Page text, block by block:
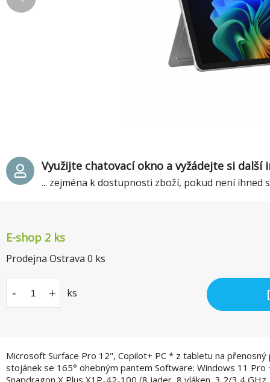
Microsoft Surface Pro 12", Copilot+ PC * z tabletu na
stojánek se 165° ohebným pantem Software: Windows 11
E-shop 2 ks
Prodejna Ostrava 0 ks
- + ks
Využijte chatovací okno a vyžádejte si další
... zejména k dostupnosti zboží, pokud není ihned